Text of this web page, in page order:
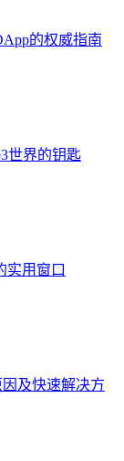
的权威指南
世界的钥匙
实用窗口
及快速解决方